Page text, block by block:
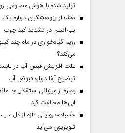
تولید شده با هوش مصنوعی
هشدار پژوهشگران درباره یک
پلی‌اتیلن در تشدید کبد چرب
رژیم گیاه‌خواری در ماه چند
می‌کند؟
علت افزایش قبض آب در
توضیح آبفا درباره قبوض آب
آبی‌ها مخالفت کرد
«آسباد»؛ روایتی تازه از دل
تلویزیون می‌آید